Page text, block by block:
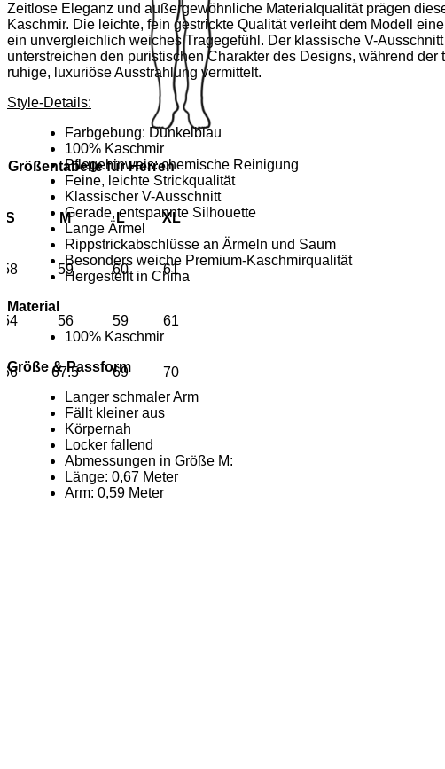
Größentabelle für Herren
S M L XL
58 59 60 61
54 56 59 61
66 67.5 69 70
Zeitlose Eleganz und außergewöhnliche Materialqualität prägen
Kaschmir. Die leichte, fein gestrickte Qualität verleiht dem Modell
ein unvergleichlich weiches Tragegefühl. Der klassische V-
unterstreichen den puristischen Charakter des Designs, während
ruhige, luxuriöse Ausstrahlung vermittelt.
Style-Details:
Farbgebung: Dunkelblau
100% Kaschmir
Pflegehinweis: chemische Reinigung
Feine, leichte Strickqualität
Klassischer V-Ausschnitt
Gerade, entspannte Silhouette
Lange Ärmel
Rippstrickabschlüsse an Ärmeln und Saum
Besonders weiche Premium-Kaschmirqualität
Hergestellt in China
Material
100% Kaschmir
Größe & Passform
Langer schmaler Arm
Fällt kleiner aus
Körpernah
Locker fallend
Abmessungen in Größe M:
Länge: 0,67 Meter
Arm: 0,59 Meter